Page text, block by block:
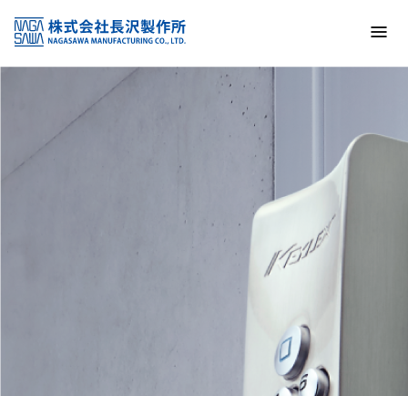
NAGASAWA MFG. CO., LTD.
信頼と技術で未来の安全を支える